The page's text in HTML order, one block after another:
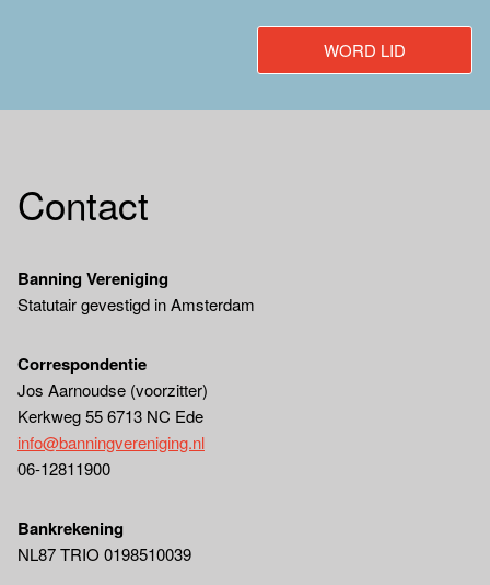
WORD LID
Contact
Banning Vereniging
Statutair gevestigd in Amsterdam
Correspondentie
Jos Aarnoudse (voorzitter)
Kerkweg 55 6713 NC Ede
info@banningvereniging.nl
06-12811900
Bankrekening
NL87 TRIO 0198510039